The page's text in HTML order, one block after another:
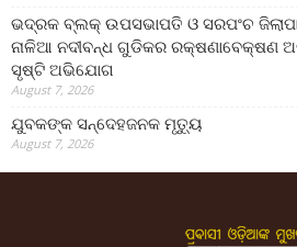
ଭଦ୍ରକ ବ୍ଲକ୍ ଉପସଭାପତି ଓ ସରପଂଚ
ନାଳିଆ ନଦୀବନ୍ଧ ଗୁଡିକର ରକ୍ଷଣାବେକ୍ଷଣ
ସୃଷ୍ଟି ଅଭିଯୋଗ
August 7, 2026
ଯୁବକଙ୍କ ସନ୍ଦେହଜନକ ମୃତ୍ୟୁ
August 7, 2026